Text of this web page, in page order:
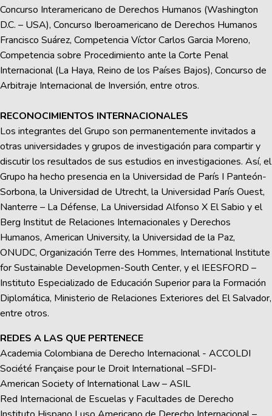
Concurso Interamericano de Derechos Humanos (Washington
D.C. – USA), Concurso Iberoamericano de Derechos Humanos
Francisco Suárez, Competencia Víctor Carlos Garcia Moreno,
Competencia sobre Procedimiento ante la Corte Penal
Internacional (La Haya, Reino de los Países Bajos), Concurso de
Arbitraje Internacional de Inversión, entre otros.
RECONOCIMIENTOS INTERNACIONALES
Los integrantes del Grupo son permanentemente invitados a
otras universidades y grupos de investigación para compartir y
discutir los resultados de sus estudios en investigaciones. Así, el
Grupo ha hecho presencia en la Universidad de París I Panteón-
Sorbona, la Universidad de Utrecht, la Universidad París Ouest,
Nanterre – La Défense, La Universidad Alfonso X El Sabio y el
Berg Institut de Relaciones Internacionales y Derechos
Humanos, American University, la Universidad de la Paz,
ONUDC, Organización Terre des Hommes, International Institute
for Sustainable Developmen-South Center, y el IEESFORD –
Instituto Especializado de Educación Superior para la Formación
Diplomática, Ministerio de Relaciones Exteriores del El Salvador,
entre otros.
REDES A LAS QUE PERTENECE
Academia Colombiana de Derecho Internacional - ACCOLDI
Société Française pour le Droit International –SFDI-
American Society of International Law – ASIL
Red Internacional de Escuelas y Facultades de Derecho